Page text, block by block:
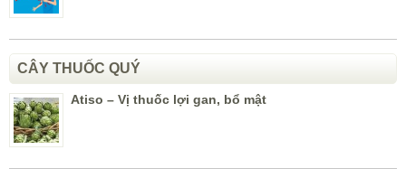
CÂY THUỐC QUÝ
Atiso – Vị thuốc lợi gan, bổ mật